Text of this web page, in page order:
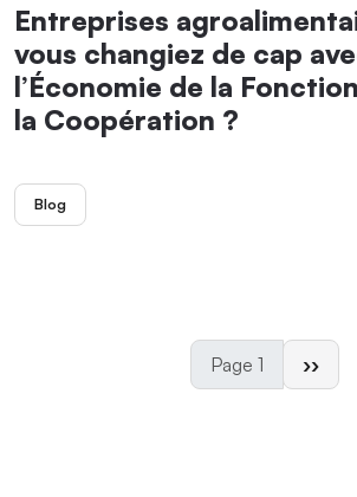
Entreprises
vous changiez de cap
l’Économie de la
la Coopération ?
Blog
Page 1 Page
››